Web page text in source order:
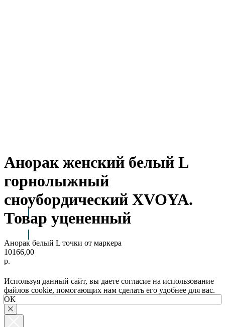
Arctic Point
Анорак женский белый L
горнолыжный
сноубордический XVOYA.
Товар уцененный
Анорак белый L точки от маркера
10166,00
р.
Используя данный сайт, вы даете согласие на использование
файлов cookie, помогающих нам сделать его удобнее для вас.
ОК